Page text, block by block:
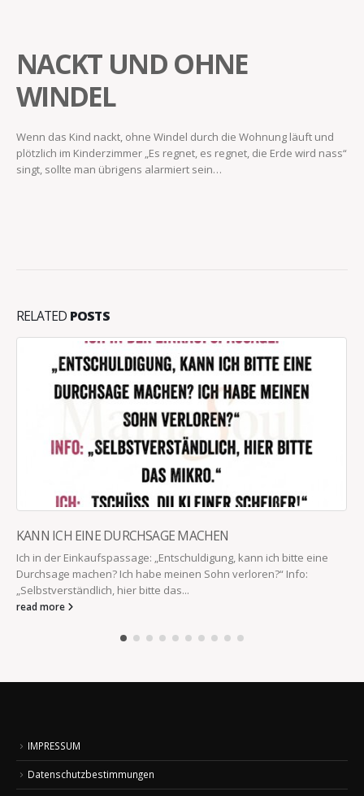
NACKT UND OHNE
WINDEL
Wenn das Kind nackt, ohne Windel durch die Wohnung läuft und
plötzlich im Kinderzimmer „Es regnet, es regnet, die Erde wird nass“
singt, sollte man übrigens alarmiert sein…
RELATED POSTS
KANN ICH EINE DURCHSAGE MACHEN
Ich in der Einkaufspassage: „Entschuldigung, kann ich bitte eine
Durchsage machen? Ich habe meinen Sohn verloren?“ Info:
„Selbstverständlich, hier bitte das...
read more
IMPRESSUM
Datenschutzbestimmungen